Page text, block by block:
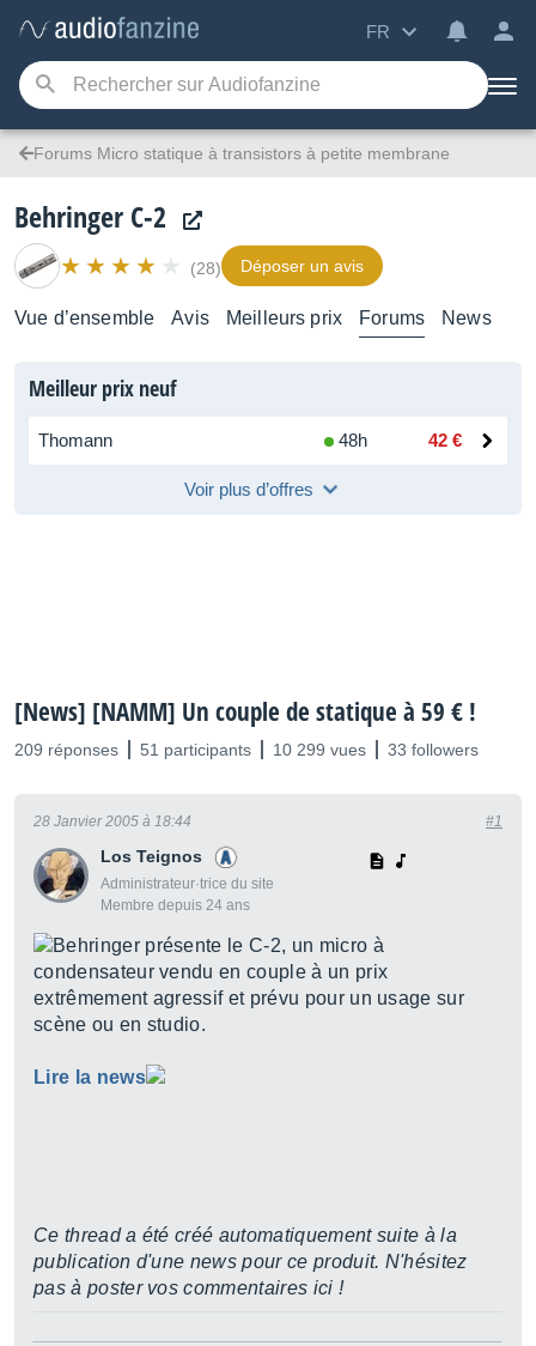
FR
Forums Micro statique à transistors à petite membrane
Behringer C-2
(28) Déposer un avis
Vue d’ensemble Avis Meilleurs prix Forums News
Meilleur prix neuf
Thomann 48h 42 €
Voir plus d’offres
[News] [NAMM] Un couple de statique à 59 € !
209 réponses 51 participants 10 299 vues 33 followers
Los Teignos
Administrateur·trice du site
Membre depuis 24 ans
28 Janvier 2005 à 18:44 #1
Behringer présente le C-2, un micro à
condensateur vendu en couple à un prix
extrêmement agressif et prévu pour un usage sur
scène ou en studio.
Lire la news
Ce thread a été créé automatiquement suite à la
publication d'une news pour ce produit. N'hésitez
pas à poster vos commentaires ici !